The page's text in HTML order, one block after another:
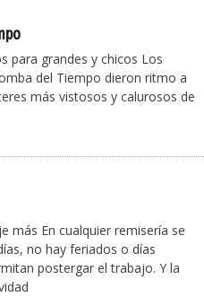
para grandes y chicos Los
del Tiempo dieron ritmo a
más vistosos y calurosos de
más En cualquier remisería se
no hay feriados o días
postergar el trabajo. Y la